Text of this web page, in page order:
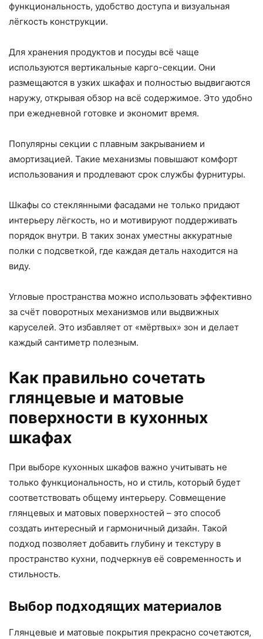
функциональность, удобство доступа и визуальная
лёгкость конструкции.
Для хранения продуктов и посуды всё чаще
используются вертикальные карго-секции. Они
размещаются в узких шкафах и полностью выдвигаются
наружу, открывая обзор на всё содержимое. Это удобно
при ежедневной готовке и экономит время.
Популярны секции с плавным закрыванием и
амортизацией. Такие механизмы повышают комфорт
использования и продлевают срок службы фурнитуры.
Шкафы со стеклянными фасадами не только придают
интерьеру лёгкость, но и мотивируют поддерживать
порядок внутри. В таких зонах уместны аккуратные
полки с подсветкой, где каждая деталь находится на
виду.
Угловые пространства можно использовать эффективно
за счёт поворотных механизмов или выдвижных
каруселей. Это избавляет от «мёртвых» зон и делает
каждый сантиметр полезным.
Как правильно сочетать
глянцевые и матовые
поверхности в кухонных
шкафах
При выборе кухонных шкафов важно учитывать не
только функциональность, но и стиль, который будет
соответствовать общему интерьеру. Совмещение
глянцевых и матовых поверхностей – это способ
создать интересный и гармоничный дизайн. Такой
подход позволяет добавить глубину и текстуру в
пространство кухни, подчеркнув её современность и
стильность.
Выбор подходящих материалов
Глянцевые и матовые покрытия прекрасно сочетаются,